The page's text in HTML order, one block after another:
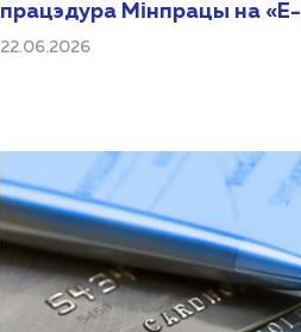
працэдура Мінпрацы на «Е-
Паслуга»
22.06.2026